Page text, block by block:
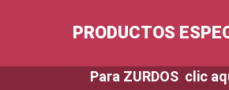
PRODUCTOS
Para ZURDOS clic